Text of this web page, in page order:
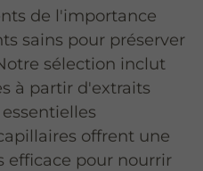
de l'importance
sains pour préserver
sélection inclut
à partir d'extraits
offrent une
efficace pour nourrir